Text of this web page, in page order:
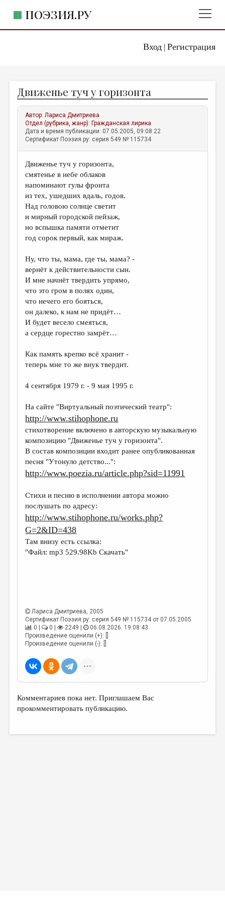
Вход| Регистрация
ПОЭЗИЯ.РУ
ЖАНРЫ
АВТОРЫ
КОММЕНТАРИИ
ЛИТСАЛОН
НОВОСТИ
ПРАВИЛА САЙТА
ОТДЕЛЫ И РУБРИКИ
ИЗБРАННОЕ
ДАЙДЖЕСТ
ПРОИЗВЕДЕНИЯ
ПЕРЕВОДЫ
КОНКУРСЫ
ДЕТСКАЯ КОМНАТА
КНИЖНАЯ ПОЛКА
СТРАНИЦЫ ПАМЯТИ
ОБЪЯВЛЕНИЯ
КОЛОНКА РЕДАКТОРА
РЕДКОЛЛЕГИЯ
ОТ РЕДАКЦИИ
МАЛАЯ ПРОЗА
ЭССЕИСТИКА
КУЛЬТУРОВЕДЕНИЕ
ПУБЛИЦИСТИКА
РЕЦЕНЗИРОВАНИЕ
ЦИКЛЫ ПУБЛИКАЦИЙ
ВКОНТАКТЕ
Движенье туч у горизонта
Автор:Лариса Дмитриева
Отдел (рубрика, жанр): Гражданская лирика
Дата и время публикации: 07.05.2005, 09:08:22
Сертификат Поэзия.ру: серия 549 № 115734
Движенье туч у горизонта,
смятенье в небе облаков
напоминают гулы фронта
из тех, ушедших вдаль, годов.
Над головою солнце светит
и мирный городской пейзаж,
но вспышка памяти отметит
год сорок первый, как мираж.
Ну, что ты, мама, где ты, мама? -
вернёт к действительности сын.
И мне начнёт твердить упрямо,
что это гром в полях один,
что нечего его бояться,
он далеко, к нам не придёт…
И будет весело смеяться,
а сердце горестно замрёт…
Как память крепко всё хранит -
теперь мне то же внук твердит.
4 сентября 1979 г. - 9 мая 1995 г.
На сайте "Виртуальный поэтический театр":
http://www.stihophone.ru
стихотворение включено в авторскую музыкальную
композицию "Движенье туч у горизонта".
В состав композиции входит ранее опубликованная
песня "Утонуло детство...":
http://www.poezia.ru/article.php?sid=11991
Стихи и песню в исполнении автора можно
послушать по адресу:
http://www.stihophone.ru/works.php?
G=2&ID=438
Там внизу есть ссылка:
"Файл: mp3 529.98Kb Скачать"
Лариса Дмитриева, 2005
Сертификат Поэзия.ру: серия 549 № 115734 от 07.05.2005
0 |
0 | 2249 |
06.08.2026. 19:08:43
Произведение оценили (+): []
Произведение оценили (-): []
Комментариев пока нет. Приглашаем Вас
прокомментировать публикацию.